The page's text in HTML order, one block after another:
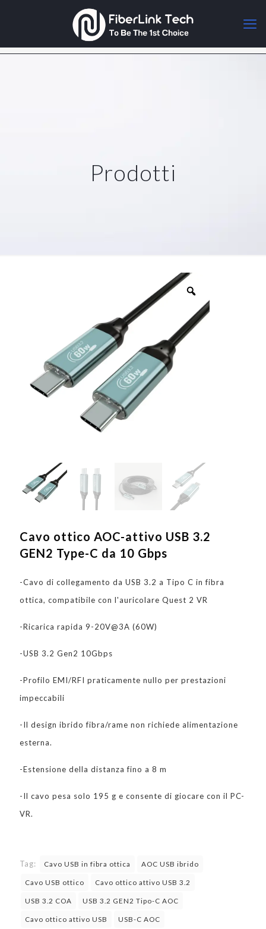
Prodotti
Cavo ottico AOC-attivo USB 3.2
GEN2 Type-C da 10 Gbps
-Cavo di collegamento da USB 3.2 a Tipo C in fibra
ottica, compatibile con l'auricolare Quest 2 VR
-Ricarica rapida 9-20V@3A (60W)
-USB 3.2 Gen2 10Gbps
-Profilo EMI/RFI praticamente nullo per prestazioni
impeccabili
-Il design ibrido fibra/rame non richiede alimentazione
esterna.
-Estensione della distanza fino a 8 m
-Il cavo pesa solo 195 g e consente di giocare con il PC-
VR.
Tag: Cavo USB in fibra ottica AOC USB ibrido
Cavo USB ottico Cavo ottico attivo USB 3.2
USB 3.2 COA USB 3.2 GEN2 Tipo-C AOC
Cavo ottico attivo USB USB-C AOC